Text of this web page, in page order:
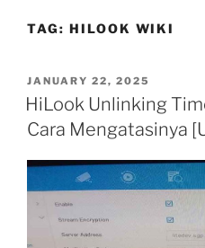
TAG: HILOOK WIKI
POSTED
ON
JANUARY 22, 2025
HiLook Unlinking
Cara Mengatasinya